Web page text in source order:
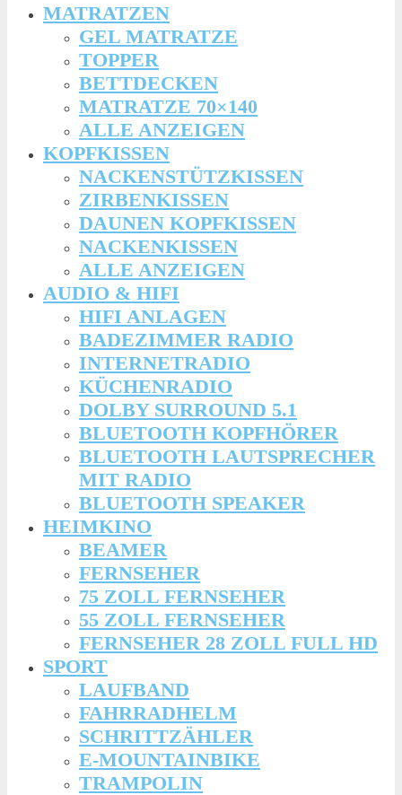
MATRATZEN
GEL MATRATZE
TOPPER
BETTDECKEN
MATRATZE 70×140
ALLE ANZEIGEN
KOPFKISSEN
NACKENSTÜTZKISSEN
ZIRBENKISSEN
DAUNEN KOPFKISSEN
NACKENKISSEN
ALLE ANZEIGEN
AUDIO & HIFI
HIFI ANLAGEN
BADEZIMMER RADIO
INTERNETRADIO
KÜCHENRADIO
DOLBY SURROUND 5.1
BLUETOOTH KOPFHÖRER
BLUETOOTH LAUTSPRECHER
MIT RADIO
BLUETOOTH SPEAKER
HEIMKINO
BEAMER
FERNSEHER
75 ZOLL FERNSEHER
55 ZOLL FERNSEHER
FERNSEHER 28 ZOLL FULL HD
SPORT
LAUFBAND
FAHRRADHELM
SCHRITTZÄHLER
E-MOUNTAINBIKE
TRAMPOLIN